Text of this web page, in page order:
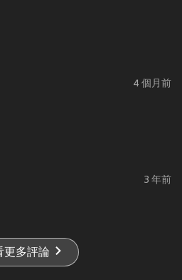
4 個月前
3 年前
更多評論